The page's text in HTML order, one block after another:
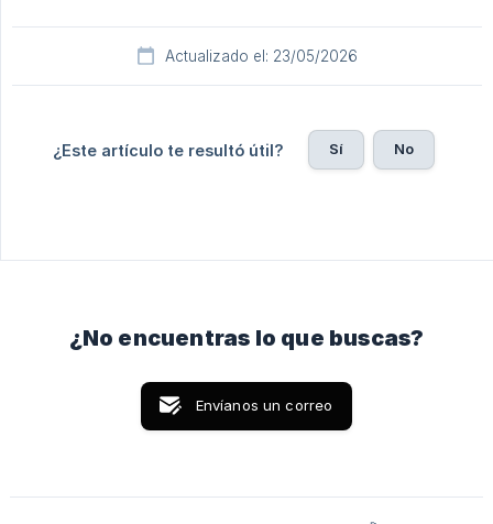
Actualizado el: 23/05/2026
¿Este artículo te resultó útil? Sí No
¿No encuentras lo que buscas?
Envíanos un correo